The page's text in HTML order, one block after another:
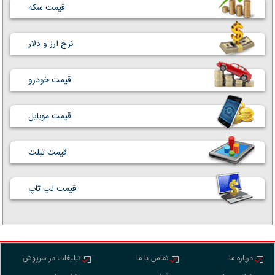
قیمت سکه
نرخ ارز و دلار
قیمت خودرو
قیمت موبایل
قیمت تبلت
قیمت لپ تاپ
درباره ما
تماس با ما
تبلیغات در سرپوش